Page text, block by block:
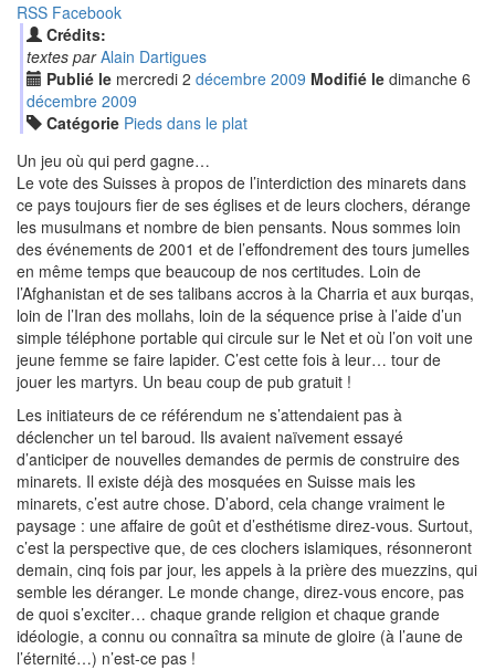
RSS Facebook
Crédits:
textes par Alain Dartigues
Publié le mercredi 2 décembre 2009 Modifié le dimanche 6
décembre 2009
Catégorie Pieds dans le plat
Un jeu où qui perd gagne…
Le vote des Suisses à propos de l’interdiction des minarets dans
ce pays toujours fier de ses églises et de leurs clochers, dérange
les musulmans et nombre de bien pensants. Nous sommes loin
des événements de 2001 et de l’effondrement des tours jumelles
en même temps que beaucoup de nos certitudes. Loin de
l’Afghanistan et de ses talibans accros à la Charria et aux burqas,
loin de l’Iran des mollahs, loin de la séquence prise à l’aide d’un
simple téléphone portable qui circule sur le Net et où l’on voit une
jeune femme se faire lapider. C’est cette fois à leur… tour de
jouer les martyrs. Un beau coup de pub gratuit !
Les initiateurs de ce référendum ne s’attendaient pas à
déclencher un tel baroud. Ils avaient naïvement essayé
d’anticiper de nouvelles demandes de permis de construire des
minarets. Il existe déjà des mosquées en Suisse mais les
minarets, c’est autre chose. D’abord, cela change vraiment le
paysage : une affaire de goût et d’esthétisme direz-vous. Surtout,
c’est la perspective que, de ces clochers islamiques, résonneront
demain, cinq fois par jour, les appels à la prière des muezzins, qui
semble les déranger. Le monde change, direz-vous encore, pas
de quoi s’exciter… chaque grande religion et chaque grande
idéologie, a connu ou connaîtra sa minute de gloire (à l’aune de
l’éternité…) n’est-ce pas !